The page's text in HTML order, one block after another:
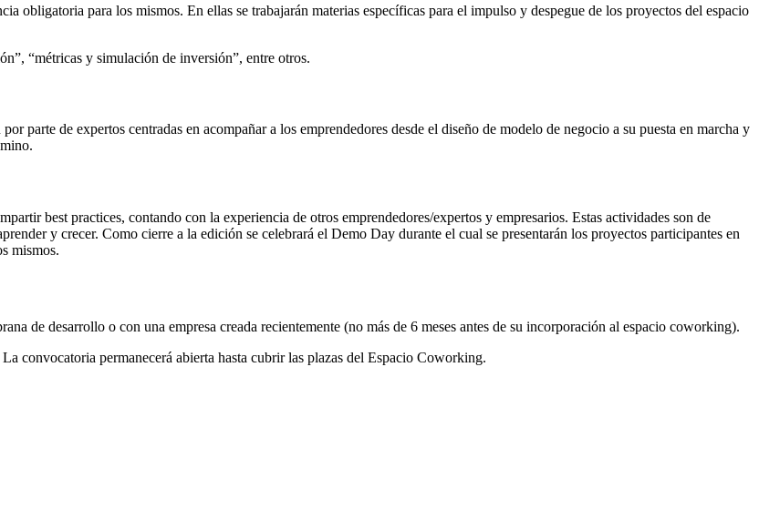
obligatoria para los mismos. En ellas se trabajarán materias específicas para el impulso y despegue de los proyectos del espacio
“métricas y simulación de inversión”, entre otros.
parte de expertos centradas en acompañar a los emprendedores desde el diseño de modelo de negocio a su puesta en marcha y
best practices, contando con la experiencia de otros emprendedores/expertos y empresarios. Estas actividades son de
y crecer. Como cierre a la edición se celebrará el Demo Day durante el cual se presentarán los proyectos participantes en
mismos.
de desarrollo o con una empresa creada recientemente (no más de 6 meses antes de su incorporación al espacio coworking).
convocatoria permanecerá abierta hasta cubrir las plazas del Espacio Coworking.